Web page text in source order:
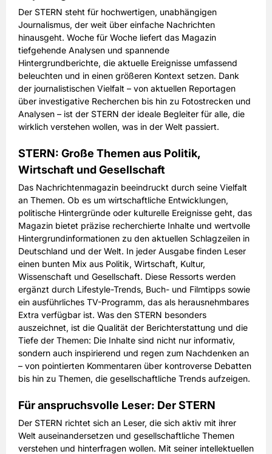
Der STERN steht für hochwertigen, unabhängigen
Journalismus, der weit über einfache Nachrichten
hinausgeht. Woche für Woche liefert das Magazin
tiefgehende Analysen und spannende
Hintergrundberichte, die aktuelle Ereignisse umfassend
beleuchten und in einen größeren Kontext setzen. Dank
der journalistischen Vielfalt – von aktuellen Reportagen
über investigative Recherchen bis hin zu Fotostrecken und
Analysen – ist der STERN der ideale Begleiter für alle, die
wirklich verstehen wollen, was in der Welt passiert.
STERN: Große Themen aus Politik,
Wirtschaft und Gesellschaft
Das Nachrichtenmagazin beeindruckt durch seine Vielfalt
an Themen. Ob es um wirtschaftliche Entwicklungen,
politische Hintergründe oder kulturelle Ereignisse geht, das
Magazin bietet präzise recherchierte Inhalte und wertvolle
Hintergrundinformationen zu den aktuellen Schlagzeilen in
Deutschland und der Welt. In jeder Ausgabe finden Leser
einen bunten Mix aus Politik, Wirtschaft, Kultur,
Wissenschaft und Gesellschaft. Diese Ressorts werden
ergänzt durch Lifestyle-Trends, Buch- und Filmtipps sowie
ein ausführliches TV-Programm, das als herausnehmbares
Extra verfügbar ist. Was den STERN besonders
auszeichnet, ist die Qualität der Berichterstattung und die
Tiefe der Themen: Die Inhalte sind nicht nur informativ,
sondern auch inspirierend und regen zum Nachdenken an
– von pointierten Kommentaren über kontroverse Debatten
bis hin zu Themen, die gesellschaftliche Trends aufzeigen.
Für anspruchsvolle Leser: Der STERN
Der STERN richtet sich an Leser, die sich aktiv mit ihrer
Welt auseinandersetzen und gesellschaftliche Themen
verstehen und hinterfragen wollen. Mit seiner intellektuellen